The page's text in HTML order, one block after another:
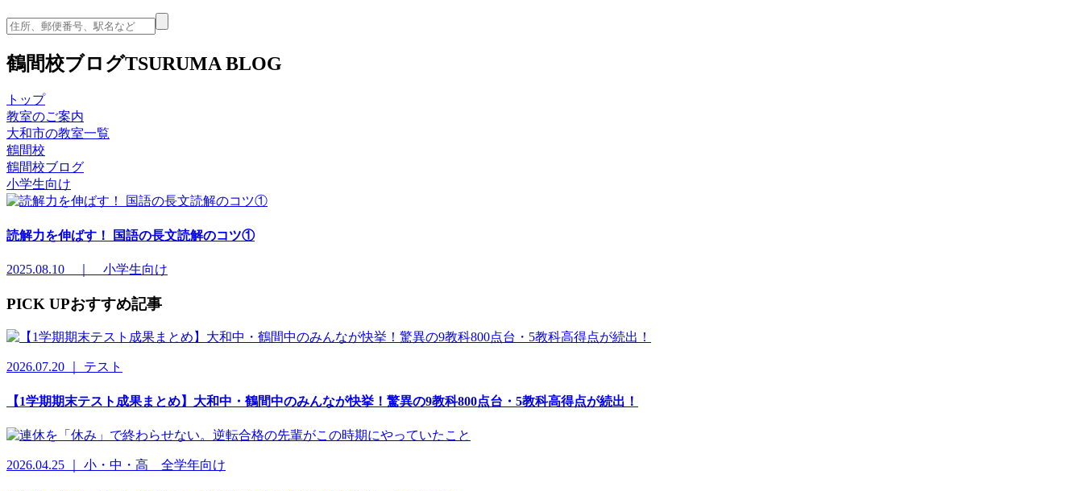
鶴間校ブログTSURUMA BLOG
トップ
教室のご案内
大和市の教室一覧
鶴間校
鶴間校ブログ
小学生向け
読解力を伸ばす！ 国語の長文読解のコツ①
2025.08.10 ｜ 小学生向け
PICK UPおすすめ記事
2026.07.20 ｜ テスト
【1学期期末テスト成果まとめ】大和中・鶴間中のみんなが快挙！驚異の9教科800点台・5教科高得点が続出！
2026.04.25 ｜ 小・中・高 全学年向け